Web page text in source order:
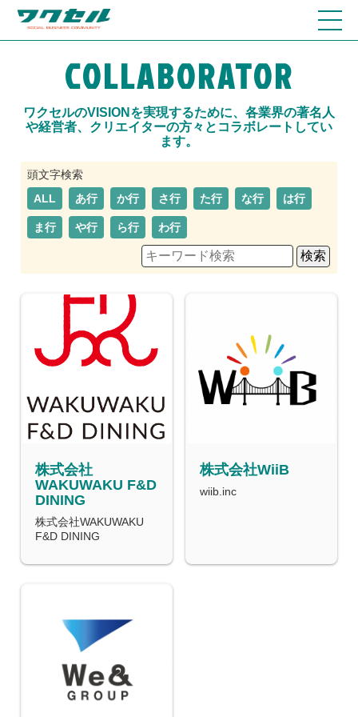
COLLABORATOR
ワクセルのVISIONを実現するために、各業界の著名人
や経営者、クリエイターの方々とコラボレートしてい
ます。
ALL あ行 か行 さ行 た行 な行 は行
ま行 や行 ら行 わ行
株式会社
WAKUWAKU F&D
DINING
株式会社WAKUWAKU
F&D DINING
株式会社WiiB
wiib.inc